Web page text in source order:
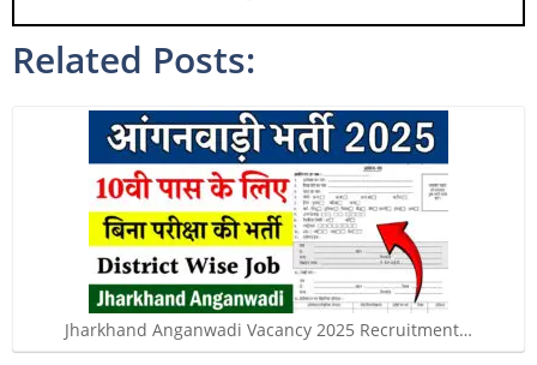
Related Posts:
Jharkhand Anganwadi Vacancy 2025 Recruitment…